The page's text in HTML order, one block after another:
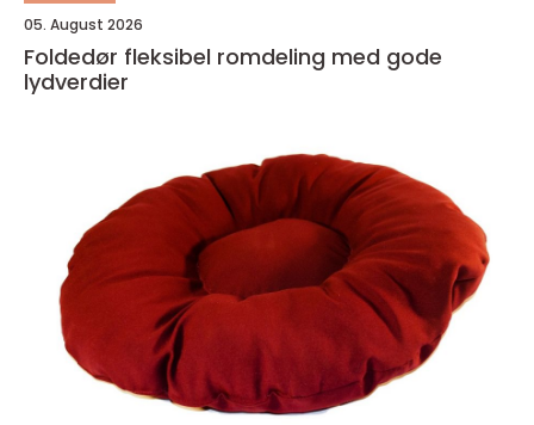
05. August 2026
Foldedør fleksibel romdeling med gode
lydverdier